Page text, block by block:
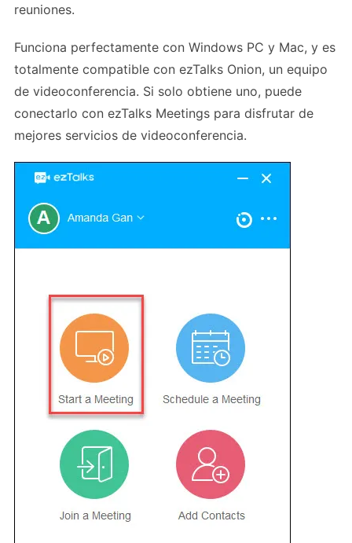
reuniones.
Funciona perfectamente con Windows PC y Mac, y es
totalmente compatible con ezTalks Onion, un equipo
de videoconferencia. Si solo obtiene uno, puede
conectarlo con ezTalks Meetings para disfrutar de
mejores servicios de videoconferencia.